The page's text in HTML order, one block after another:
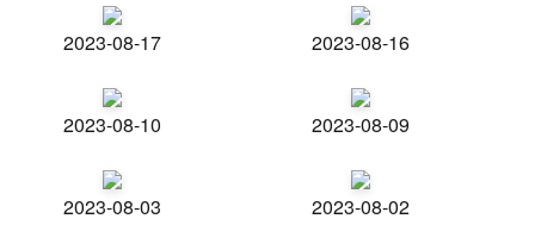
2023-08-17 2023-08-16
2023-08-10 2023-08-09
2023-08-03 2023-08-02